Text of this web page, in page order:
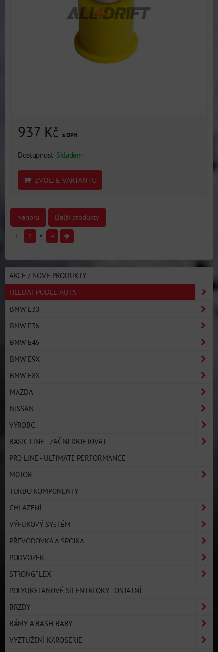
937 Kč s DPH
Dostupnost: Skladem
ZVOLTE VARIANTU
Nahoru Další produkty
1 2 4
AKCE / NOVÉ PRODUKTY
HLEDAT PODLE AUTA
BMW E30
BMW E36
BMW E46
BMW E9X
BMW E8X
MAZDA
NISSAN
VÝROBCI
BASIC LINE - ZAČNI DRIFTOVAT
PRO LINE - ULTIMATE PERFORMANCE
MOTOR
TURBO KOMPONENTY
CHLAZENÍ
VÝFUKOVÝ SYSTÉM
PŘEVODOVKA A SPOJKA
PODVOZEK
STRONGFLEX
POLYURETANOVÉ SILENTBLOKY - OSTATNÍ
BRZDY
RÁMY A BASH-BARY
VYZTUŽENÍ KAROSERIE